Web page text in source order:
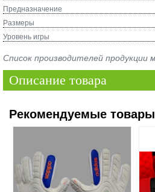
Предназначение
Размеры
Уровень игры
Список производителей продукции
Описание товара
Рекомендуемые товары